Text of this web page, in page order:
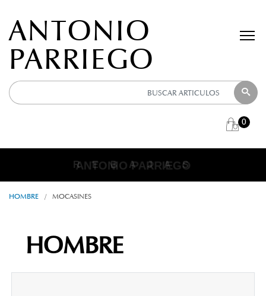
ANTONIO
PARRIEGO
0
R E B A J A S
ANTONIO PARRIEGO
HOMBRE / MOCASINES
HOMBRE